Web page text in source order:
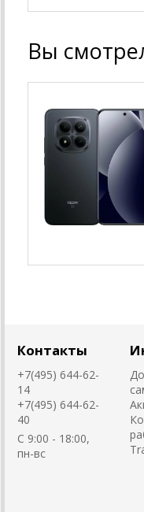
Вы
Контакты
+7(495) 644-62-
14
+7(495) 644-62-
40
C 9:00 - 18:00,
пн-вс